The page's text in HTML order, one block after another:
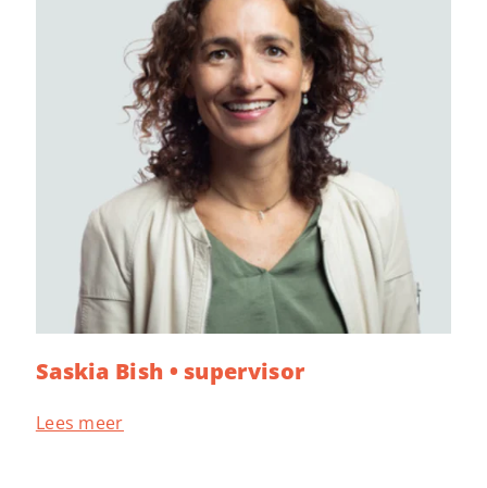
Saskia Bish • supervisor
Lees meer